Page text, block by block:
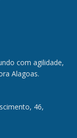
com agilidade,
Alagoas.
46,